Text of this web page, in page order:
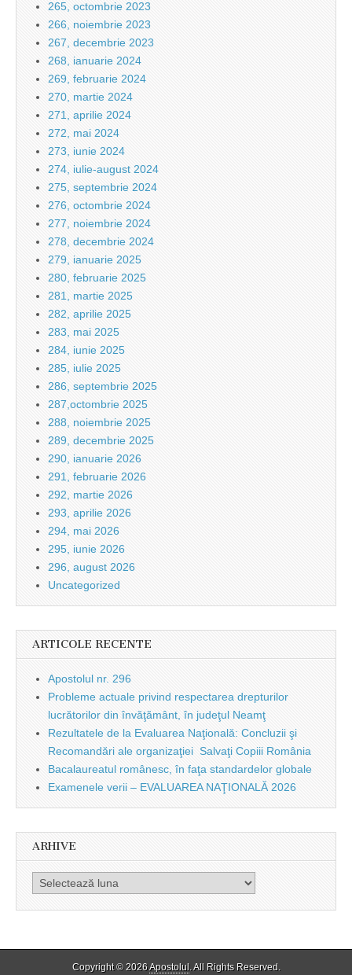
265, octombrie 2023
266, noiembrie 2023
267, decembrie 2023
268, ianuarie 2024
269, februarie 2024
270, martie 2024
271, aprilie 2024
272, mai 2024
273, iunie 2024
274, iulie-august 2024
275, septembrie 2024
276, octombrie 2024
277, noiembrie 2024
278, decembrie 2024
279, ianuarie 2025
280, februarie 2025
281, martie 2025
282, aprilie 2025
283, mai 2025
284, iunie 2025
285, iulie 2025
286, septembrie 2025
287,octombrie 2025
288, noiembrie 2025
289, decembrie 2025
290, ianuarie 2026
291, februarie 2026
292, martie 2026
293, aprilie 2026
294, mai 2026
295, iunie 2026
296, august 2026
Uncategorized
ARTICOLE RECENTE
Apostolul nr. 296
Probleme actuale privind respectarea drepturilor
lucrătorilor din învăţământ, în judeţul Neamţ
Rezultatele de la Evaluarea Naţională: Concluzii şi
Recomandări ale organizaţiei Salvaţi Copiii România
Bacalaureatul românesc, în faţa standardelor globale
Examenele verii – EVALUAREA NAŢIONALĂ 2026
ARHIVE
Arhive
Copyright © 2026Apostolul. All Rights Reserved.